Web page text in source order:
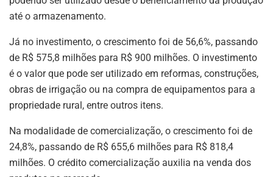
até o armazenamento.
Já no investimento, o crescimento foi de 56,6%, passando
de R$ 575,8 milhões para R$ 900 milhões. O investimento
é o valor que pode ser utilizado em reformas, construções,
obras de irrigação ou na compra de equipamentos para a
propriedade rural, entre outros itens.
Na modalidade de comercialização, o crescimento foi de
24,8%, passando de R$ 655,6 milhões para R$ 818,4
milhões. O crédito comercialização auxilia na venda dos